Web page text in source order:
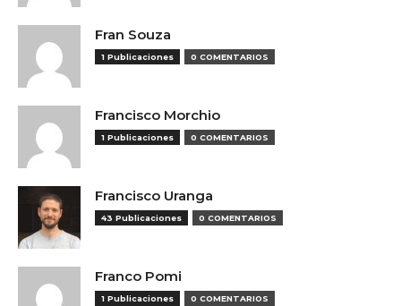
Fran Souza
1 Publicaciones 0 COMENTARIOS
Francisco Morchio
1 Publicaciones 0 COMENTARIOS
Francisco Uranga
43 Publicaciones 0 COMENTARIOS
Franco Pomi
1 Publicaciones 0 COMENTARIOS